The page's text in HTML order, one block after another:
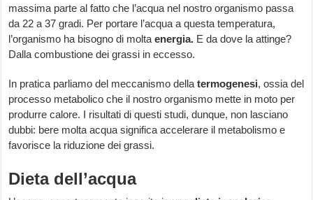
massima parte al fatto che l’acqua nel nostro organismo passa
da 22 a 37 gradi. Per portare l’acqua a questa temperatura,
l’organismo ha bisogno di moltaenergia. E da dove la attinge?
Dalla combustione dei grassi in eccesso.
In pratica parliamo del meccanismo della termogenesi, ossia del
processo metabolico che il nostro organismo mette in moto per
produrre calore. I risultati di questi studi, dunque, non lasciano
dubbi: bere molta acqua significa accelerare il metabolismo e
favorisce la riduzione dei grassi.
Dieta dell’acqua